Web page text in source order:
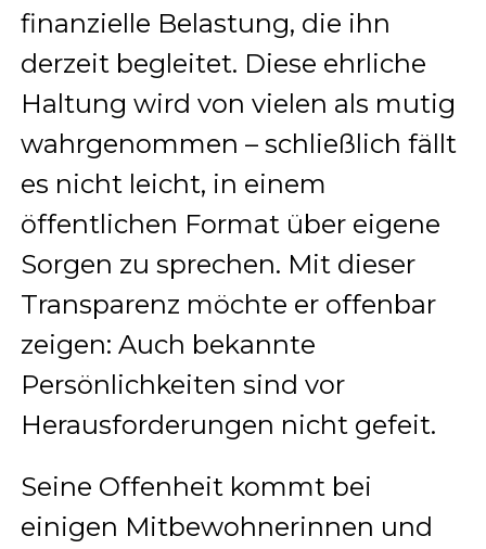
finanzielle Belastung, die ihn
derzeit begleitet. Diese ehrliche
Haltung wird von vielen als mutig
wahrgenommen – schließlich fällt
es nicht leicht, in einem
öffentlichen Format über eigene
Sorgen zu sprechen. Mit dieser
Transparenz möchte er offenbar
zeigen: Auch bekannte
Persönlichkeiten sind vor
Herausforderungen nicht gefeit.
Seine Offenheit kommt bei
einigen Mitbewohnerinnen und